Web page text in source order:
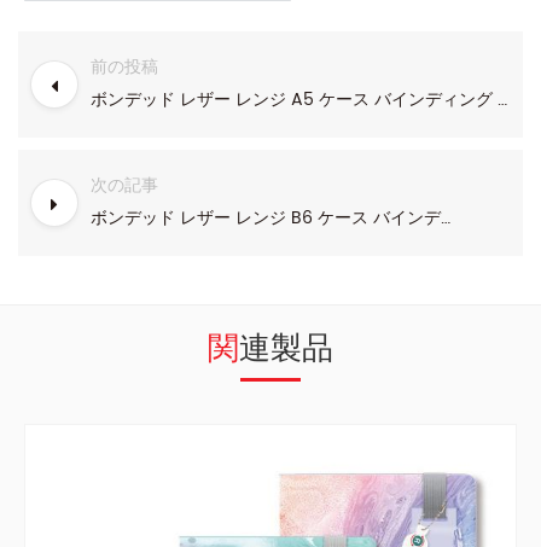
前の投稿
ボンデッド レザー レンジ A5 ケース バインディング ソフトカバー ジャーナル
次の記事
ボンデッド レザー レンジ B6 ケース バインディング ハードカバー ジャーナル
関連製品